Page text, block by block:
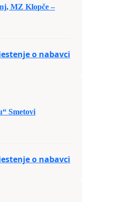
MZ Klopče –
o nabavci
Smetovi
o nabavci